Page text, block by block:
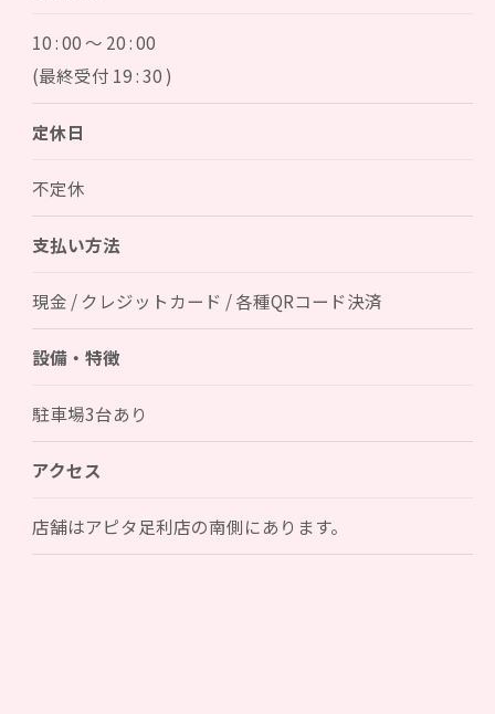
10 : 00 ～ 20 : 00
(最終受付 19 : 30 )
定休日
不定休
支払い方法
現金 / クレジットカード / 各種QRコード決済
設備・特徴
駐車場3台あり
アクセス
店舗はアピタ足利店の南側にあります。